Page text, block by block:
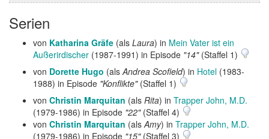
Serien
von Katharina Gräfe (als Laura) in Mein Vater ist ein
Außerirdischer (1987-1991) in Episode "14"(Staffel 1)
von Dorette Hugo (alsAndrea Scofield) in Hotel (1983-
1988) in Episode "Konflikte"(Staffel 1)
von Christin Marquitan (als Rita) in Trapper John, M.D.
(1979-1986) in Episode "22"(Staffel 4)
von Christin Marquitan (alsAmy) in Trapper John, M.D.
(1979-1986) in Episode "15"(Staffel 3)